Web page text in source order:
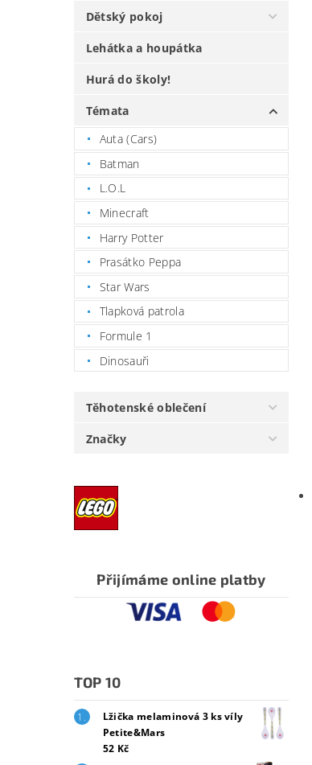
Dětský pokoj
Lehátka a houpátka
Hurá do školy!
Témata
Auta (Cars)
Batman
L.O.L
Minecraft
Harry Potter
Prasátko Peppa
Star Wars
Tlapková patrola
Formule 1
Dinosauři
Těhotenské oblečení
Značky
Přijímáme online platby
TOP 10
Lžička melaminová 3 ks víly
Petite&Mars
52 Kč